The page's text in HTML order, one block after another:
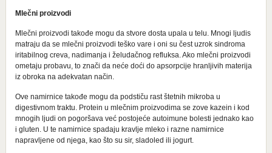
Mlečni proizvodi
Mlečni proizvodi takođe mogu da stvore dosta upala u telu. Mnogi ljudis
matraju da se mlečni proizvodi teško vare i oni su čest uzrok sindroma
iritabilnog creva, nadimanja i želudačnog refluksa. Ako mlečni proizvodi
ometaju probavu, to znači da neće doći do apsorpcije hranljivih materija
iz obroka na adekvatan način.
Ove namirnice takođe mogu da podstiču rast štetnih mikroba u
digestivnom traktu. Protein u mlečnim proizvodima se zove kazein i kod
mnogih ljudi on pogoršava već postojeće autoimune bolesti jednako kao
i gluten. U te namirnice spadaju kravlje mleko i razne namirnice
napravljene od njega, kao što su sir, sladoled ili jogurt.